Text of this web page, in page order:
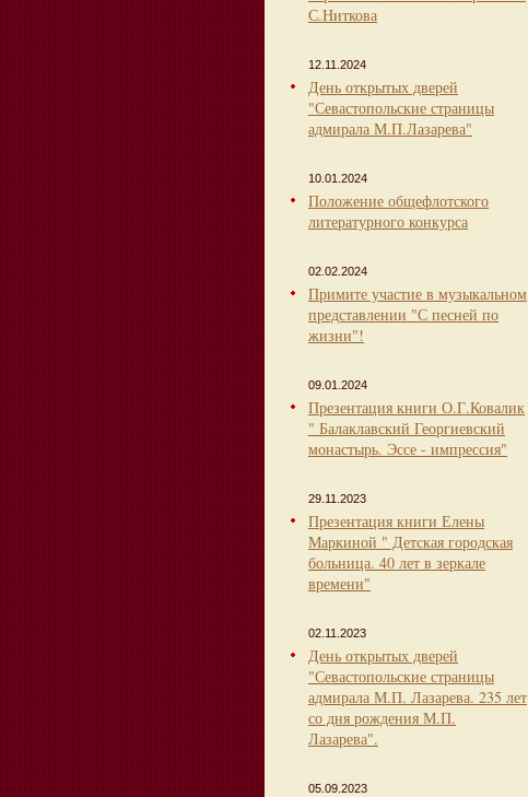
С.Ниткова
12.11.2024
День открытых дверей
"Севастопольские страницы
адмирала М.П.Лазарева"
10.01.2024
Положение общефлотского
литературного конкурса
02.02.2024
Примите участие в музыкальном
представлении "С песней по
жизни"!
09.01.2024
Презентация книги О.Г.Ковалик
" Балаклавский Георгиевский
монастырь. Эссе - импрессия"
29.11.2023
Презентация книги Елены
Маркиной " Детская городская
больница. 40 лет в зеркале
времени"
02.11.2023
День открытых дверей
"Севастопольские страницы
адмирала М.П. Лазарева. 235 лет
со дня рождения М.П.
Лазарева".
05.09.2023